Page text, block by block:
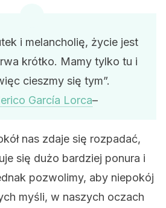
i melancholię, życie jest
krótko. Mamy tylko tu i
cieszmy się tym”.
García Lorca–
nas zdaje się rozpadać,
się dużo bardziej ponura i
pozwolimy, aby niepokój
myśli, w naszych oczach